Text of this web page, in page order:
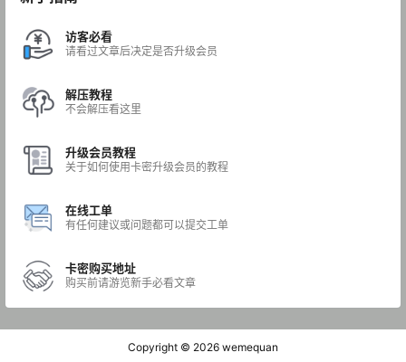
访客必看
请看过文章后决定是否升级会员
解压教程
不会解压看这里
升级会员教程
关于如何使用卡密升级会员的教程
在线工单
有任何建议或问题都可以提交工单
卡密购买地址
购买前请游览新手必看文章
Copyright © 2026 wemequan